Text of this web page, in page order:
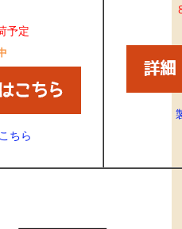
予定
ちら